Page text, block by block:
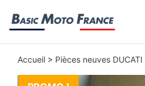
Accueil > Pièces neuves DUCATI